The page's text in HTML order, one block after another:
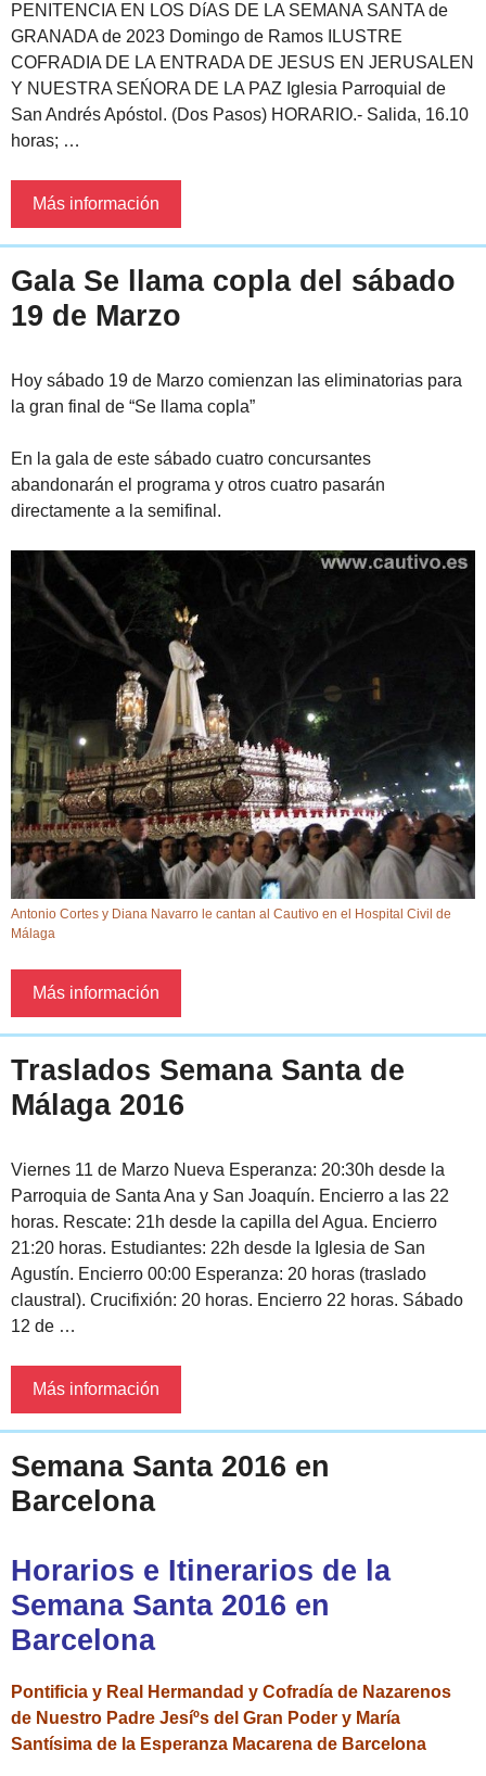
PENITENCIA EN LOS DíAS DE LA SEMANA SANTA de
GRANADA de 2023 Domingo de Ramos ILUSTRE
COFRADIA DE LA ENTRADA DE JESUS EN JERUSALEN
Y NUESTRA SEŃORA DE LA PAZ Iglesia Parroquial de
San Andrés Apóstol. (Dos Pasos) HORARIO.- Salida, 16.10
horas; …
Más información
Gala Se llama copla del sábado
19 de Marzo
Hoy sábado 19 de Marzo comienzan las eliminatorias para
la gran final de “Se llama copla”
En la gala de este sábado cuatro concursantes
abandonarán el programa y otros cuatro pasarán
directamente a la semifinal.
Antonio Cortes y Diana Navarro le cantan al Cautivo en el Hospital Civil de
Málaga
Más información
Traslados Semana Santa de
Málaga 2016
Viernes 11 de Marzo ​Nueva Esperanza: 20:30h desde la
Parroquia de Santa Ana y San Joaquín. Encierro a las 22
horas. Rescate: 21h desde la capilla del Agua. Encierro
21:20 horas. Estudiantes: 22h desde la Iglesia de San
Agustín. Encierro 00:00 Esperanza: 20 horas (traslado
claustral). Crucifixión: 20 horas. Encierro 22 horas. Sábado
12 de …
Más información
Semana Santa 2016 en
Barcelona
Horarios e Itinerarios de la
Semana Santa 2016 en
Barcelona
Pontificia y Real Hermandad y Cofradía de Nazarenos
de Nuestro Padre Jesíºs del Gran Poder y María
Santísima de la Esperanza Macarena de Barcelona